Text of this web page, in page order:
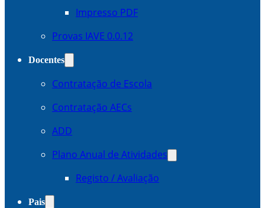
Impresso PDF
Provas IAVE 0.0.12
Docentes
Contratação de Escola
Contratação AECs
ADD
Plano Anual de Atividades
Registo / Avaliação
Pais